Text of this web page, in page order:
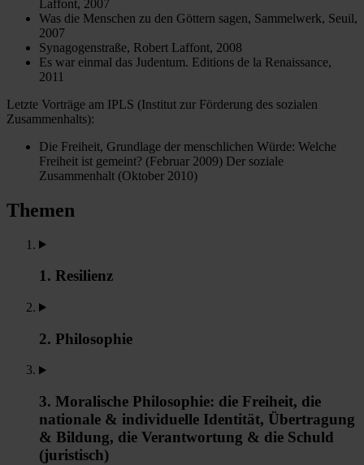
Laffont, 2007
Was die Menschen zu den Göttern sagen, Sammelwerk, Seuil,
2007
Synagogenstraße, Robert Laffont, 2008
Es war einmal das Judentum. Editions de la Renaissance,
2011
Letzte Vorträge am IPLS (Institut zur Förderung des sozialen
Zusammenhalts):
Die Freiheit, Grundlage der menschlichen Würde: Welche
Freiheit ist gemeint? (Februar 2009) Der soziale
Zusammenhalt (Oktober 2010)
Themen
1. Resilienz
2. Philosophie
3. Moralische Philosophie: die Freiheit, die
nationale & individuelle Identität, Übertragung
& Bildung, die Verantwortung & die Schuld
(juristisch)